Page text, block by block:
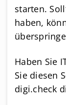
starten.
haben,
Haben Sie
Sie diesen
digi.check